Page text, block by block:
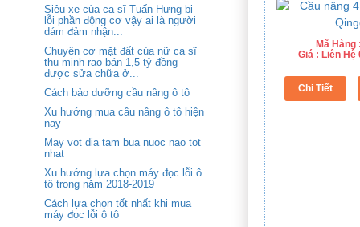
Siêu xe của ca sĩ Tuấn Hưng bị
lỗi phần động cơ vậy ai là người
dám đảm nhận...
Chuyên cơ mặt đất của nữ ca sĩ
thu minh rao bán 1,5 tỷ đồng
được sửa chữa ở...
Cách bảo dưỡng cầu nâng ô tô
Xu hướng mua cầu nâng ô tô hiện
nay
May vot dia tam bua nuoc nao tot
nhat
Xu hướng lựa chọn máy đọc lỗi ô
tô trong năm 2018-2019
Cách lựa chọn tốt nhất khi mua
máy đọc lỗi ô tô
Mã Hàng
Giá : Liên Hệ